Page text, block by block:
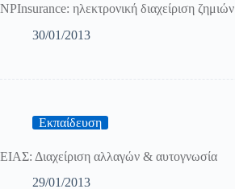
NPInsurance: ηλεκτρονική διαχείριση ζημιών
30/01/2013
Εκπαίδευση
ΕΙΑΣ: Διαχείριση αλλαγών & αυτογνωσία
29/01/2013